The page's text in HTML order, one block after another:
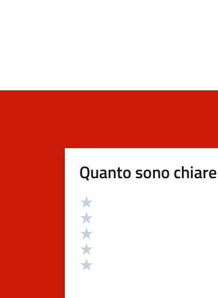
Quanto sono
Valutazione